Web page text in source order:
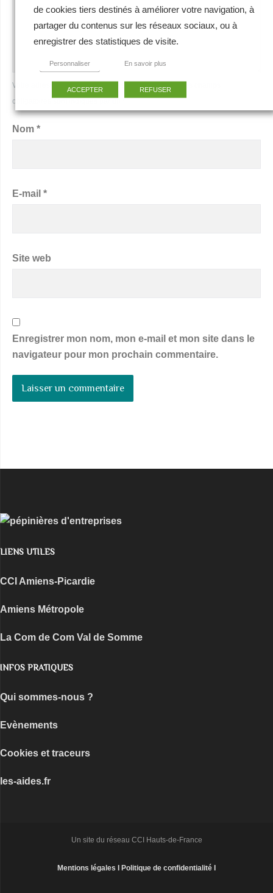
Votre adresse de messagerie ne sera pas publiée. Les champs
obligatoires sont indiqués par un *
Nom *
E-mail *
Site web
Enregistrer mon nom, mon e-mail et mon site dans le
navigateur pour mon prochain commentaire.
LIENS UTILES
CCI Amiens-Picardie
Amiens Métropole
La Com de Com Val de Somme
INFOS PRATIQUES
Qui sommes-nous ?
Evènements
Cookies et traceurs
les-aides.fr
Un site du réseau CCI Hauts-de-France
Mentions légales I Politique de confidentialité I
de cookies tiers destinés à améliorer votre navigation, à
partager du contenus sur les réseaux sociaux, ou à
enregistrer des statistiques de visite.
Personnaliser En savoir plus
ACCEPTER REFUSER